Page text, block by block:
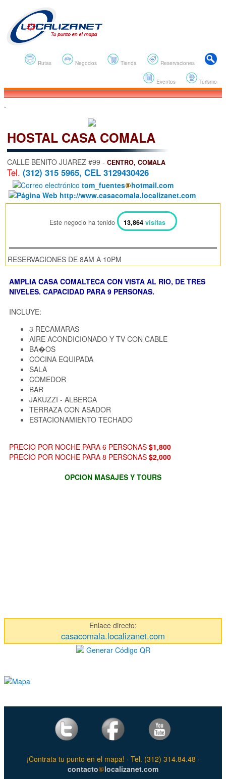
Reservaciones
Tienda
Negocios
Rutas
Turismo
Eventos
.
HOSTAL CASA COMALA
CALLE BENITO JUAREZ #99 - CENTRO, COMALA
Tel. (312) 315 5965, CEL 3129430426
tom_fuentes
hotmail.com
http://www.casacomala.localizanet.com
Este negocio ha tenido 13,864visitas
RESERVACIONES DE 8AM A 10PM
AMPLIA CASA COMALTECA CON VISTA AL RIO, DE TRES
NIVELES. CAPACIDAD PARA 9 PERSONAS.
INCLUYE:
3 RECAMARAS
AIRE ACONDICIONADO Y TV CON CABLE
BA�OS
COCINA EQUIPADA
SALA
COMEDOR
BAR
JAKUZZI - ALBERCA
TERRAZA CON ASADOR
ESTACIONAMIENTO TECHADO
PRECIO POR NOCHE PARA 6 PERSONAS $1,800
PRECIO POR NOCHE PARA 8 PERSONAS $2,000
OPCION MASAJES Y TOURS
Enlace directo:
casacomala.localizanet.com
Generar Código QR
¡Contrata tu punto en el mapa! · Tel. (312) 314.84.48 ·
contacto
localizanet.com